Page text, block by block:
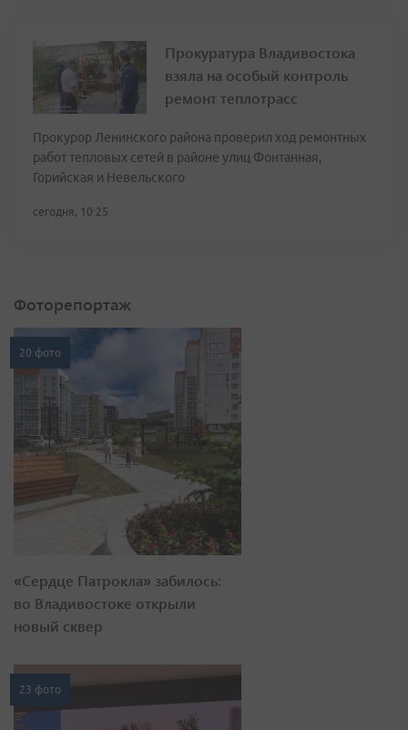
Прокуратура Владивостока
взяла на особый контроль
ремонт теплотрасс
Прокурор Ленинского района проверил ход ремонтных
работ тепловых сетей в районе улиц Фонтанная,
Горийская и Невельского
сегодня, 10:25
Фоторепортаж
20 фото
«Сердце Патрокла» забилось:
во Владивостоке открыли
новый сквер
23 фото